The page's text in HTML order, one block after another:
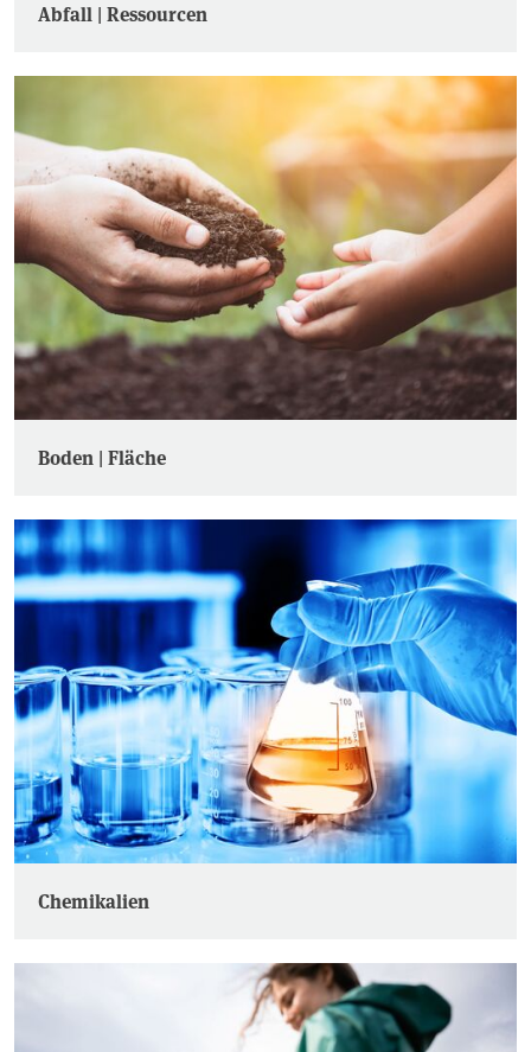
Abfall | Ressourcen
Boden | Fläche
Chemikalien